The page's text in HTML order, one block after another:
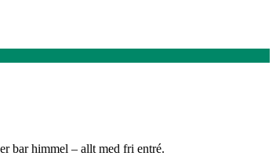
bar himmel – allt med fri entré.